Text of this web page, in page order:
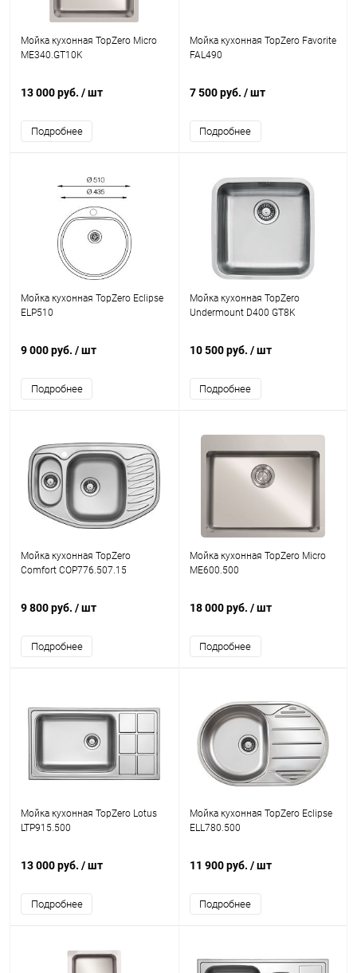
Мойка кухонная TopZero Micro
ME340.GT10K
13 000 руб. / шт
Подробнее
Мойка кухонная TopZero Favorite
FAL490
7 500 руб. / шт
Подробнее
Мойка кухонная TopZero Eclipse
ELP510
9 000 руб. / шт
Подробнее
Мойка кухонная TopZero
Undermount D400 GT8K
10 500 руб. / шт
Подробнее
Мойка кухонная TopZero
Comfort COP776.507.15
9 800 руб. / шт
Подробнее
Мойка кухонная TopZero Micro
ME600.500
18 000 руб. / шт
Подробнее
Мойка кухонная TopZero Lotus
LTP915.500
13 000 руб. / шт
Подробнее
Мойка кухонная TopZero Eclipse
ELL780.500
11 900 руб. / шт
Подробнее